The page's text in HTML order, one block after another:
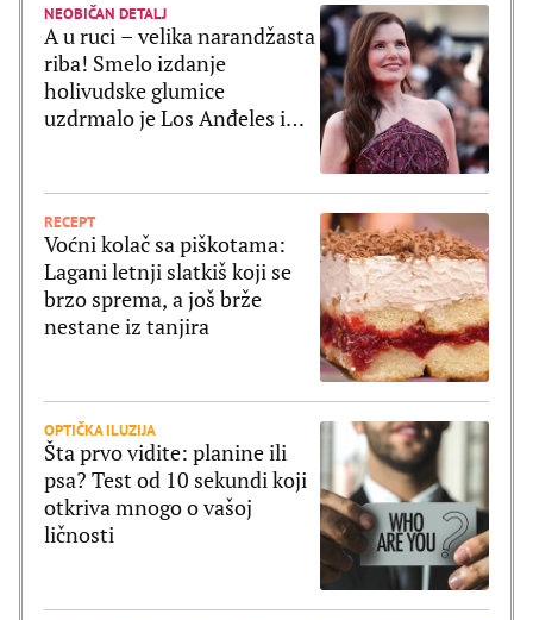
NEOBIČAN DETALJ
A u ruci – velika narandžasta
riba! Smelo izdanje
holivudske glumice
uzdrmalo je Los Anđeles i
RECEPT
Voćni kolač sa piškotama:
Lagani letnji slatkiš koji se
brzo sprema, a još brže
nestane iz tanjira
OPTIČKA ILUZIJA
Šta prvo vidite: planine ili
psa? Test od 10 sekundi koji
otkriva mnogo o vašoj
ličnosti